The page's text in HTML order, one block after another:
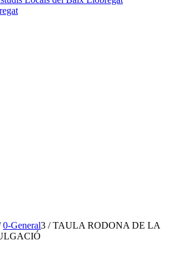
0-General3 / TAULA RODONA DE LA